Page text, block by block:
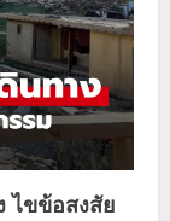
ไขข้อสงสัย